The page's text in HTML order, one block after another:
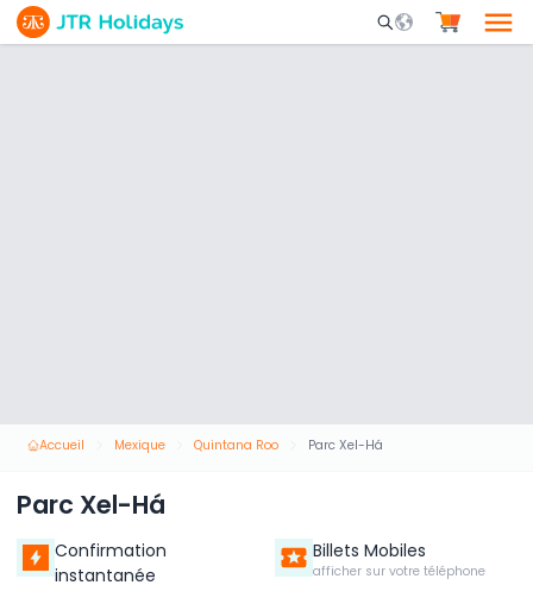
Mobile Search
Accueil Mexique Quintana Roo Parc Xel-Há
Parc Xel-Há
Confirmation
instantanée
Billets Mobiles
afficher sur votre téléphone